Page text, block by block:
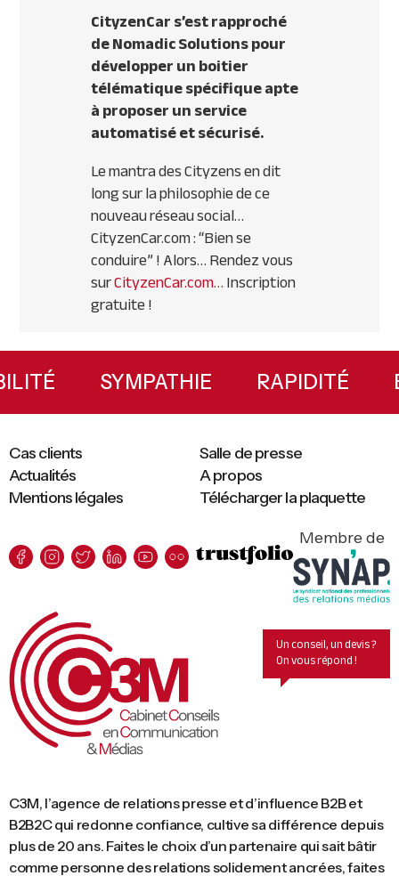
CityzenCar s’est rapproché
de Nomadic Solutions pour
développer un boitier
télématique spécifique apte
à proposer un service
automatisé et sécurisé.
Le mantra des Cityzens en dit
long sur la philosophie de ce
nouveau réseau social…
CityzenCar.com : “Bien se
conduire” ! Alors… Rendez vous
surCityzenCar.com…Inscription
gratuite !
Primary
Sidebar
SYMPATHIE RAPIDITÉ
C3M, l’agence de relations presse et d’influence B2B et
B2B2C qui redonne confiance, cultive sa différence depuis
plus de 20 ans. Faites le choix d’un partenaire qui sait bâtir
comme personne des relations solidement ancrées, faites
Mentions légales Télécharger la plaquette
Cas clients
Salle de presse
Actualités
A propos
Membre de
Un conseil, un devis ?
On vous répond !